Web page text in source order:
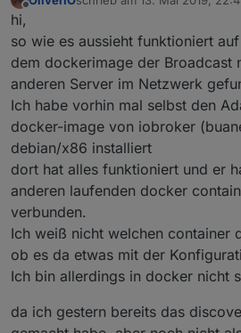
zuletzt editiert von
hi,
so wie es aussieht funktioniert
dem dockerimage der Broadcast
anderen Server im Netzwerk
Ich habe vorhin mal selbst den
docker-image von iobroker
debian/x86 installiert
dort hat alles funktioniert und er
anderen laufenden docker
verbunden.
Ich weiß nicht welchen container
ob es da etwas mit der
Ich bin allerdings in docker nicht
da ich gestern bereits das